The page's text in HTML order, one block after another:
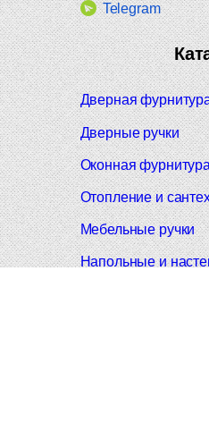
Telegram
Дверная
Дверные ручки
Оконная фурнитура
Отопление и
Мебельные ручки
Напольные и